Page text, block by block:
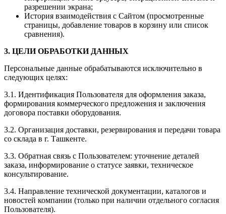
разрешении экрана;
История взаимодействия с Сайтом (просмотренные
страницы, добавление товаров в корзину или список
сравнения).
3. ЦЕЛИ ОБРАБОТКИ ДАННЫХ
Персональные данные обрабатываются исключительно в
следующих целях:
3.1. Идентификация Пользователя для оформления заказа,
формирования коммерческого предложения и заключения
договора поставки оборудования.
3.2. Организация доставки, резервирования и передачи товара
со склада в г. Ташкенте.
3.3. Обратная связь с Пользователем: уточнение деталей
заказа, информирование о статусе заявки, техническое
консультирование.
3.4. Направление технической документации, каталогов и
новостей компании (только при наличии отдельного согласия
Пользователя).